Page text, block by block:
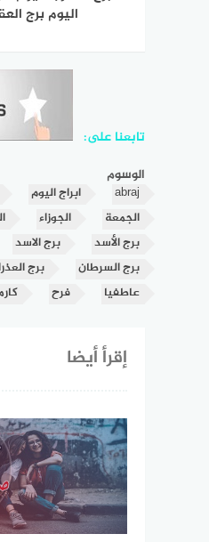
اليوم برج العقرب
تابعنا على:
الوسوم
abraj ابراج اليوم
الجمعة
الجوزاء
برج الأسد
برج الاسد
برج السرطان
برج
عاطفيا
فرح
إقرأ أيضا